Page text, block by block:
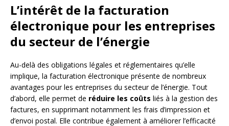
L’intérêt de la facturation
électronique pour les entreprises
du secteur de l’énergie
Au-delà des obligations légales et réglementaires qu’elle
implique, la facturation électronique présente de nombreux
avantages pour les entreprises du secteur de l’énergie. Tout
d’abord, elle permet de réduire les coûts liés à la gestion des
factures, en supprimant notamment les frais d’impression et
d’envoi postal. Elle contribue également à améliorer l’efficacité